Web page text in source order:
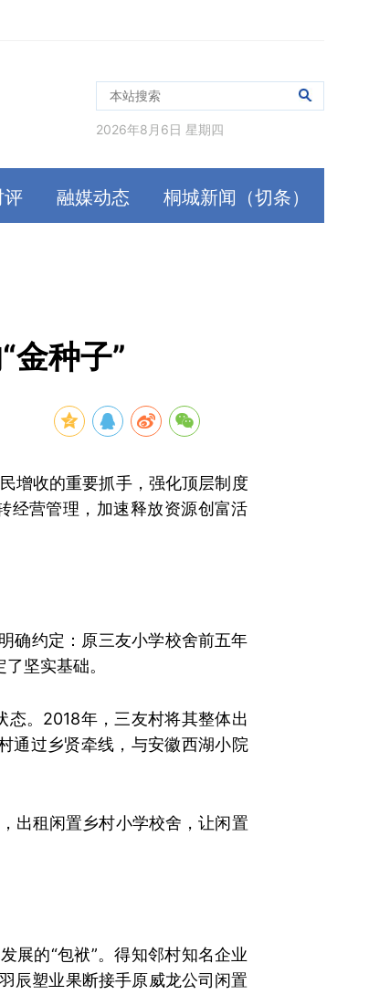
2026年8月6日 星期四
评 融媒动态 桐城新闻（切条）
金种子”
增收的重要抓手，强化顶层制度
经营管理，加速释放资源创富活
确约定：原三友小学校舍前五年
坚实基础。
。2018年，三友村将其整体出
通过乡贤牵线，与安徽西湖小院
出租闲置乡村小学校舍，让闲置
展的“包袱”。得知邻村知名企业
辰塑业果断接手原威龙公司闲置